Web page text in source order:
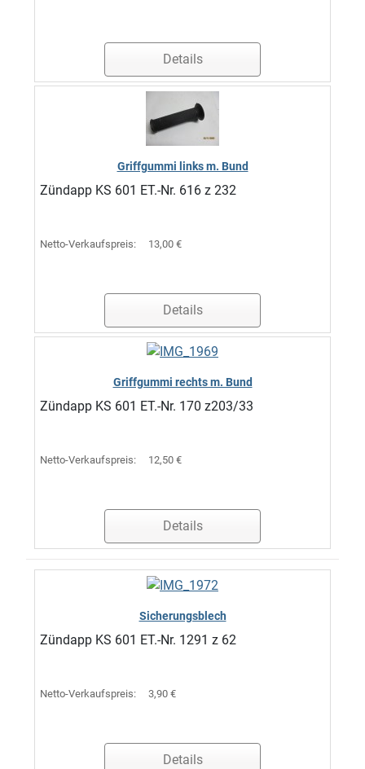
Details
Griffgummi links m. Bund
Zündapp KS 601 ET.-Nr. 616 z 232
Netto-Verkaufspreis: 13,00 €
Details
Griffgummi rechts m. Bund
Zündapp KS 601 ET.-Nr. 170 z203/33
Netto-Verkaufspreis: 12,50 €
Details
Sicherungsblech
Zündapp KS 601 ET.-Nr. 1291 z 62
Netto-Verkaufspreis: 3,90 €
Details